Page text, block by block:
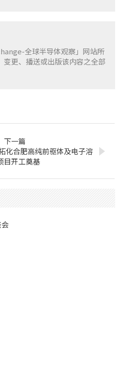
全球半导体观察」网站所
更、播送或出版该内容之全部
下一篇
化合肥高纯前驱体及电子溶
目开工奠基